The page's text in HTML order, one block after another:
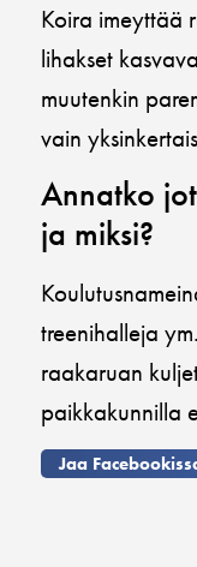
Koira imeyttää
lihakset
muutenkin
vain
Annatko
ja miksi?
treenihalleja
raakaruan
paikkakunnilla
Jaa